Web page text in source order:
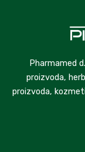
Pharmamed
proizvoda,
proizvoda,